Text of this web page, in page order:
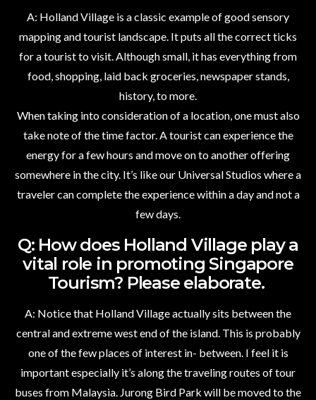
A: Holland Village is a classic example of good sensory
mapping and tourist landscape. It puts all the correct ticks
for a tourist to visit. Although small, it has everything from
food, shopping, laid back groceries, newspaper stands,
history, to more.
When taking into consideration of a location, one must also
take note of the time factor. A tourist can experience the
energy for a few hours and move on to another offering
somewhere in the city. It’s like our Universal Studios where a
traveler can complete the experience within a day and not a
few days.
Q: How does Holland Village play a
vital role in promoting Singapore
Tourism? Please elaborate.
A: Notice that Holland Village actually sits between the
central and extreme west end of the island. This is probably
one of the few places of interest in- between. I feel it is
important especially it’s along the traveling routes of tour
buses from Malaysia. Jurong Bird Park will be moved to the